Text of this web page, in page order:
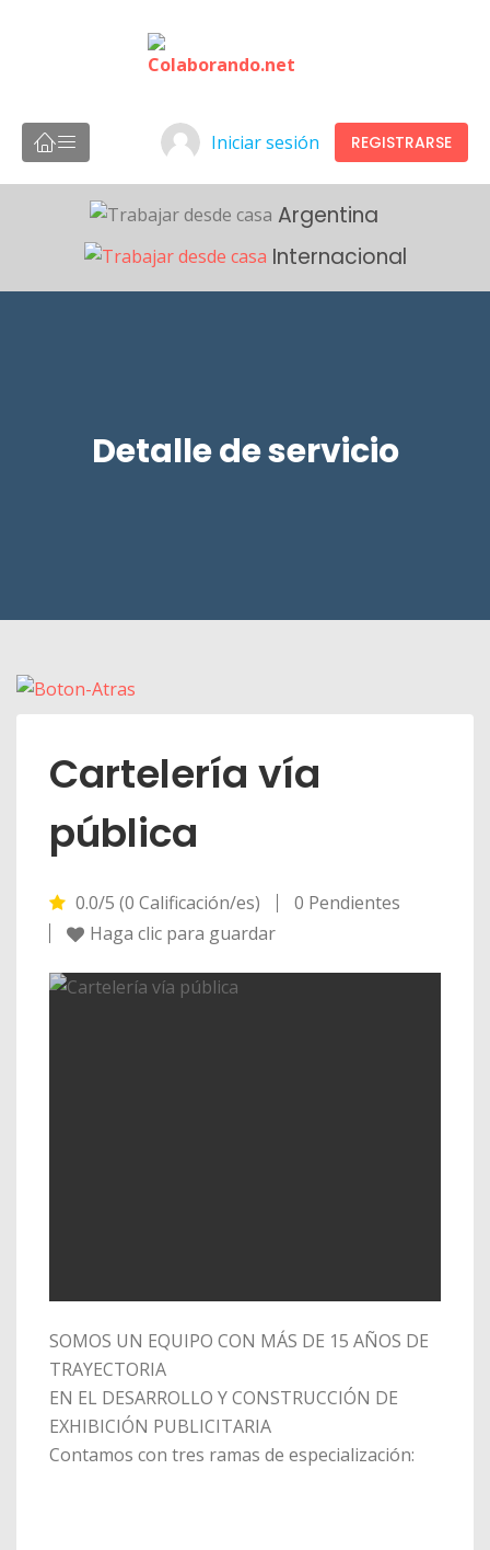
Iniciar sesión REGISTRARSE
Argentina
Internacional
Detalle de servicio
Cartelería vía
pública
0.0/5 (0 Calificación/es)
0 Pendientes
Haga clic para guardar
SOMOS UN EQUIPO CON MÁS DE 15 AÑOS DE
TRAYECTORIA
EN EL DESARROLLO Y CONSTRUCCIÓN DE
EXHIBICIÓN PUBLICITARIA
Contamos con tres ramas de especialización: